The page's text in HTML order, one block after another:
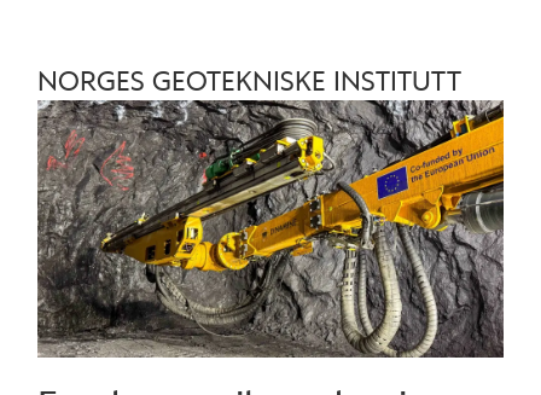
NORGES GEOTEKNISKE INSTITUTT